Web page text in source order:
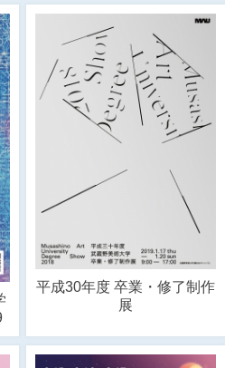
平成30年度 卒業・修了制作
展